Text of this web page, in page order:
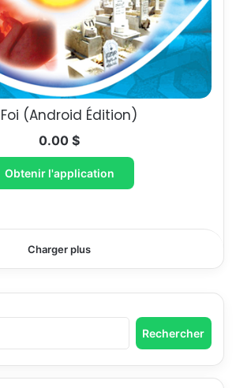
(Android Édition)
0.00 $
Obtenir l'application
Charger plus
Rechercher :